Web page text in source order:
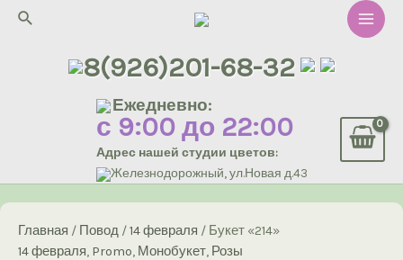
Перейти
Поиск
Main
8(926)201-68-32
Ежедневно:
с 9:00 до 22:00
Адрес нашей студии цветов:
Железнодорожный, ул.Новая д.43
Главная / Повод /14 февраля / Букет «214»
14 февраля, Promo, Монобукет, Розы